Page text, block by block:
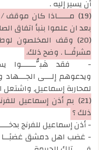
أن يسير إليه .
(19)
مـــــاذا كان
بعد ان علموا بنبأ اتفاق
(20)
وقف المخلصون
مشرفًــا . وضح ذلك.
-
فقد هَبُّــــــوا
ويدعوهم إلـــى الجـــهاد
لمحاربة إسماعيل,
(21)
بم أذن إسماعيل
ذلك ؟
- أذن إسماعيل للفرنج
- غضب اهل دمشق غضبًــا